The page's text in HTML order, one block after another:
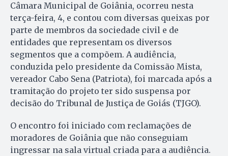
Câmara Municipal de Goiânia, ocorreu nesta
terça-feira, 4, e contou com diversas queixas por
parte de membros da sociedade civil e de
entidades que representam os diversos
segmentos que a compõem. A audiência,
conduzida pelo presidente da Comissão Mista,
vereador Cabo Sena (Patriota), foi marcada após a
tramitação do projeto ter sido suspensa por
decisão do Tribunal de Justiça de Goiás (TJGO).
O encontro foi iniciado com reclamações de
moradores de Goiânia que não conseguiam
ingressar na sala virtual criada para a audiência.